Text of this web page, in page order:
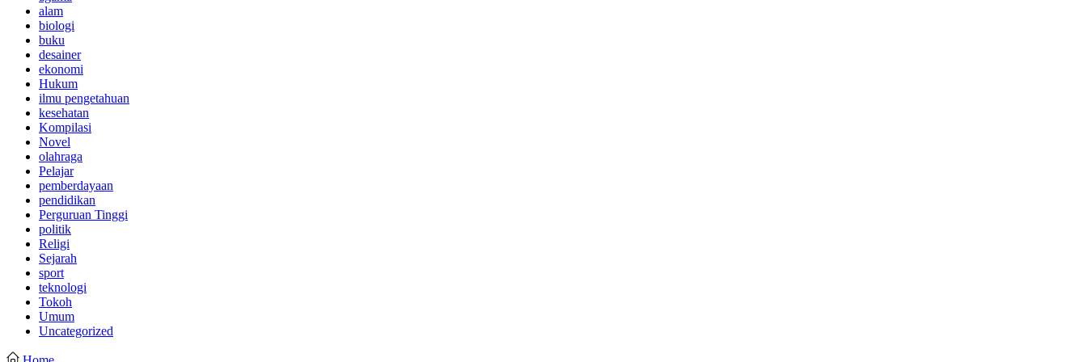
alam
biologi
buku
desainer
ekonomi
Hukum
ilmu pengetahuan
kesehatan
Kompilasi
Novel
olahraga
Pelajar
pemberdayaan
pendidikan
Perguruan Tinggi
politik
Religi
Sejarah
sport
teknologi
Tokoh
Umum
Uncategorized